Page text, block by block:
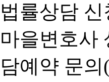
법률상담 신
마을변호사
담예약 문의